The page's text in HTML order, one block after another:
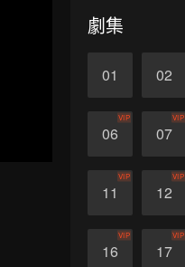
劇集
01 02
06
VIP
07
VIP
11
VIP
12
VIP
16
VIP
17
VIP